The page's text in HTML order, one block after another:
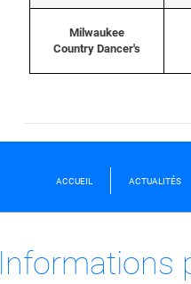
Milwaukee
Country Dancer's
ACCUEIL ACTUALITÉS
Informations